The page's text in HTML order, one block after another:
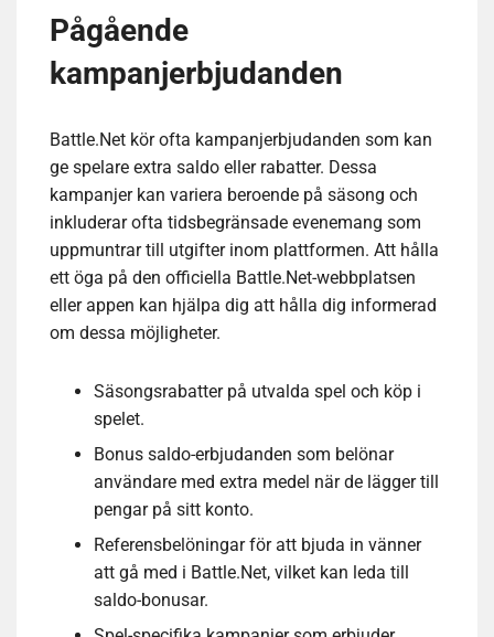
Pågående
kampanjerbjudanden
Battle.Net kör ofta kampanjerbjudanden som kan
ge spelare extra saldo eller rabatter. Dessa
kampanjer kan variera beroende på säsong och
inkluderar ofta tidsbegränsade evenemang som
uppmuntrar till utgifter inom plattformen. Att hålla
ett öga på den officiella Battle.Net-webbplatsen
eller appen kan hjälpa dig att hålla dig informerad
om dessa möjligheter.
Säsongsrabatter på utvalda spel och köp i
spelet.
Bonus saldo-erbjudanden som belönar
användare med extra medel när de lägger till
pengar på sitt konto.
Referensbelöningar för att bjuda in vänner
att gå med i Battle.Net, vilket kan leda till
saldo-bonusar.